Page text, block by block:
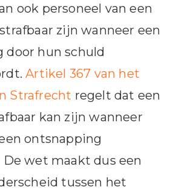
ook personeel van een
zijn wanneer een
door hun schuld
Artikel 367 van het
Strafrecht regelt dat een
kan zijn wanneer
ontsnapping
De wet maakt dus een
tussen het